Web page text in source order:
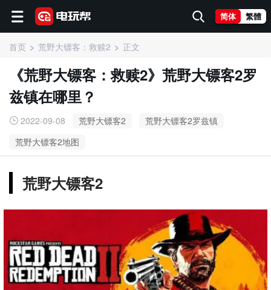
简体 繁體
首页 荒野大镖客：救赎2 正文
《荒野大镖客：救赎2》荒野大镖客2罗
兹镇在哪里？
2022-09-08 荒野大镖客2
荒野大镖客2罗兹镇
荒野大镖客2地图
荒野大镖客2